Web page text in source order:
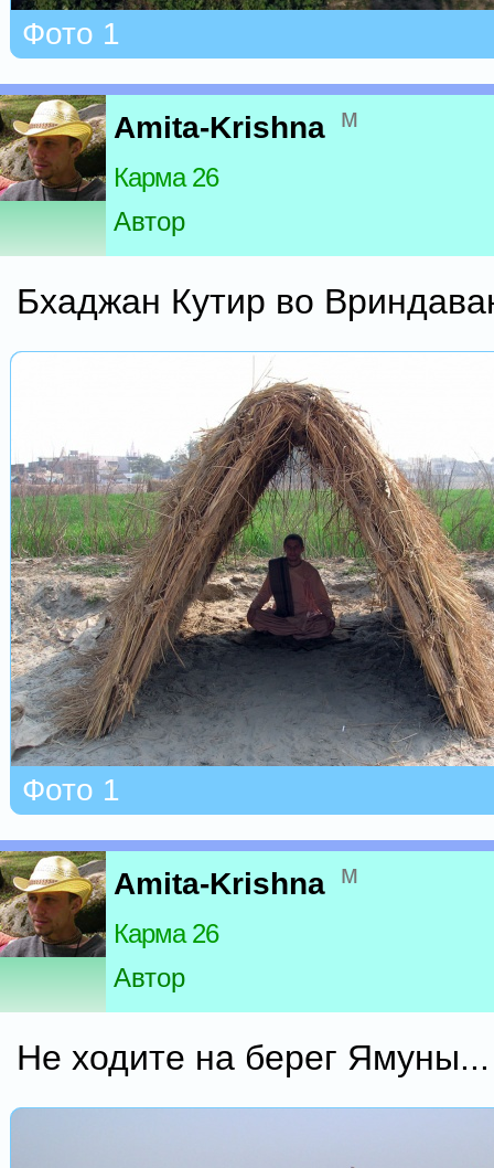
Фото 1
Amita-Krishna м
Карма 26
Автор
Бхаджан Кутир во
Фото 1
Amita-Krishna м
Карма 26
Автор
Не ходите на берег Ямуны...